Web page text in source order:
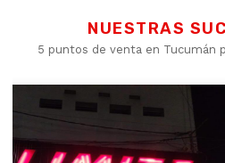
NUESTRAS
5 puntos de venta en Tucumán